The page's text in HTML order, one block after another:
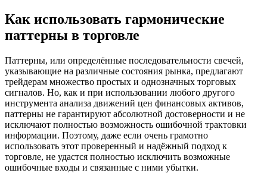
Как использовать гармонические
паттерны в торговле
Паттерны, или определённые последовательности свечей,
указывающие на различные состояния рынка, предлагают
трейдерам множество простых и однозначных торговых
сигналов. Но, как и при использовании любого другого
инструмента анализа движений цен финансовых активов,
паттерны не гарантируют абсолютной достоверности и не
исключают полностью возможность ошибочной трактовки
информации. Поэтому, даже если очень грамотно
использовать этот проверенный и надёжный подход к
торговле, не удастся полностью исключить возможные
ошибочные входы и связанные с ними убытки.